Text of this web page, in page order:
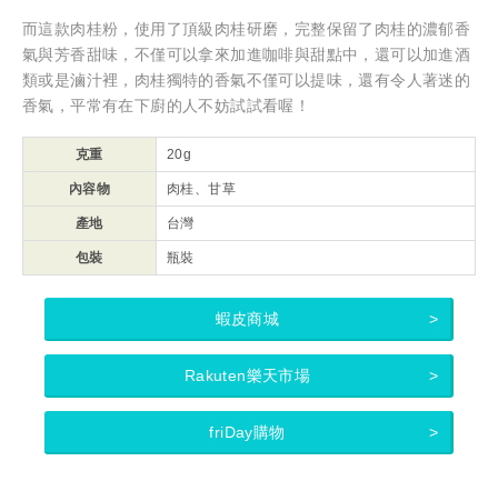
而這款肉桂粉，使用了頂級肉桂研磨，完整保留了肉桂的濃郁香
氣與芳香甜味，不僅可以拿來加進咖啡與甜點中，還可以加進酒
類或是滷汁裡，肉桂獨特的香氣不僅可以提味，還有令人著迷的
香氣，平常有在下廚的人不妨試試看喔！
克重 20g
內容物 肉桂、甘草
產地 台灣
包裝 瓶裝
蝦皮商城
Rakuten樂天市場
friDay購物